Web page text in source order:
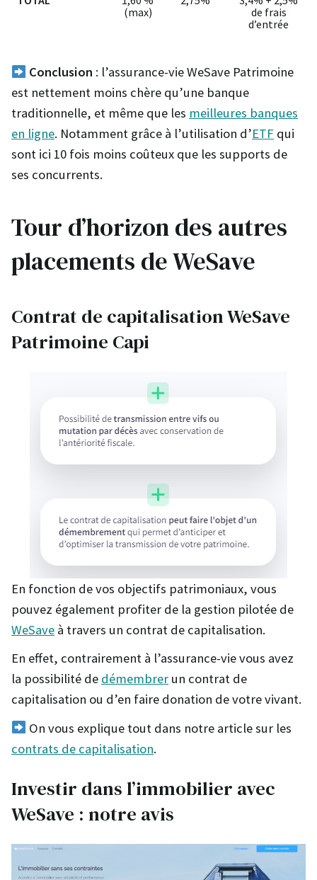
(max)
de frais
d’entrée
Conclusion : l’assurance-vie WeSave Patrimoine
est nettement moins chère qu’une banque
traditionnelle, et même que les meilleures banques
en ligne. Notamment grâce à l’utilisation d’ETF qui
sont ici 10 fois moins coûteux que les supports de
ses concurrents.
Tour d’horizon des autres
placements de WeSave
Contrat de capitalisation WeSave
Patrimoine Capi
En fonction de vos objectifs patrimoniaux, vous
pouvez également profiter de la gestion pilotée de
WeSave à travers un contrat de capitalisation.
En effet, contrairement à l’assurance-vie vous avez
la possibilité de démembrer un contrat de
capitalisation ou d’en faire donation de votre vivant.
On vous explique tout dans notre article sur les
contrats de capitalisation.
Investir dans l’immobilier avec
WeSave : notre avis